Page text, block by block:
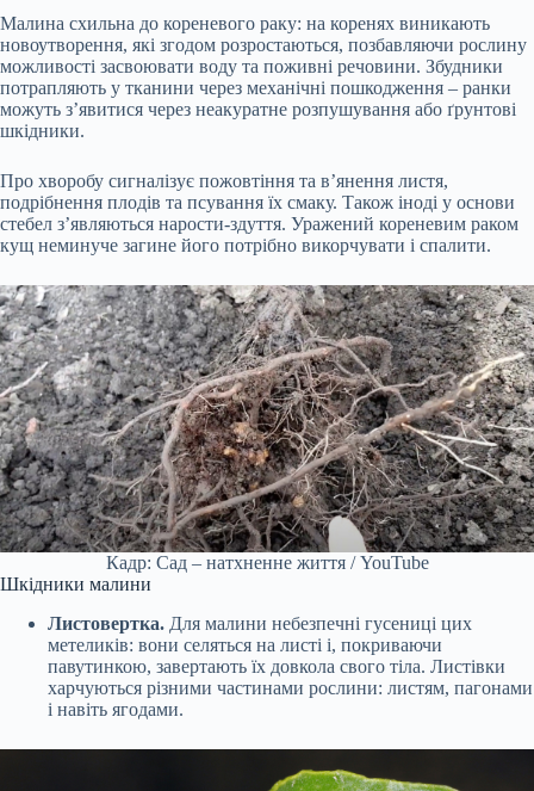
Малина схильна до кореневого раку: на коренях виникають
новоутворення, які згодом розростаються, позбавляючи рослину
можливості засвоювати воду та поживні речовини. Збудники
потрапляють у тканини через механічні пошкодження – ранки
можуть з’явитися через неакуратне розпушування або ґрунтові
шкідники.
Про хворобу сигналізує пожовтіння та в’янення листя,
подрібнення плодів та псування їх смаку. Також іноді у основи
стебел з’являються нарости-здуття. Уражений кореневим раком
кущ неминуче загине його потрібно викорчувати і спалити.
Кадр: Сад – натхненне життя / YouTube
Шкідники малини
Листовертка. Для малини небезпечні гусениці цих
метеликів: вони селяться на листі і, покриваючи
павутинкою, завертають їх довкола свого тіла. Листівки
харчуються різними частинами рослини: листям, пагонами
і навіть ягодами.